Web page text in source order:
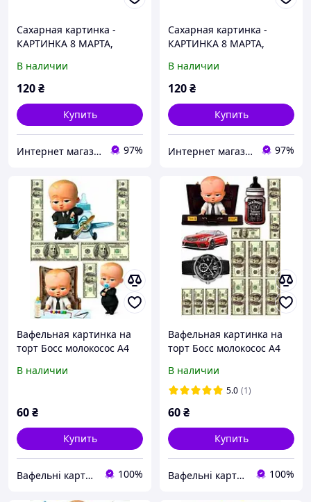
Сахарная картинка -
КАРТИНКА 8 МАРТА,
НА ТОРТ
В наличии
120₴
Купить
Интернет магазин Карамель 97%
Сахарная картинка -
КАРТИНКА 8 МАРТА,
НА ТОРТ
В наличии
120₴
Купить
Интернет магазин Карамель 97%
Вафельная картинка на
торт Босс молокосос А4
В наличии
60₴
Купить
Вафельні картинки 100%
Вафельная картинка на
торт Босс молокосос А4
В наличии
5.0 (1)
60₴
Купить
Вафельні картинки 100%